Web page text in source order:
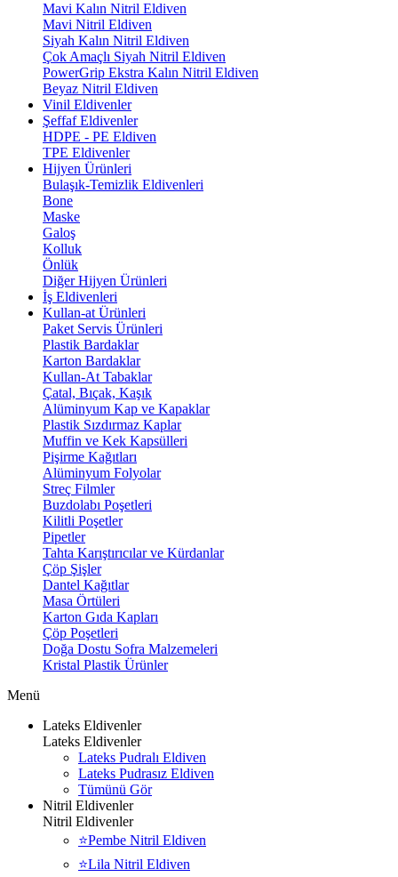
Mavi Kalın Nitril Eldiven
Mavi Nitril Eldiven
Siyah Kalın Nitril Eldiven
Çok Amaçlı Siyah Nitril Eldiven
PowerGrip Ekstra Kalın Nitril Eldiven
Beyaz Nitril Eldiven
Vinil Eldivenler
Şeffaf Eldivenler
HDPE - PE Eldiven
TPE Eldivenler
Hijyen Ürünleri
Bulaşık-Temizlik Eldivenleri
Bone
Maske
Galoş
Kolluk
Önlük
Diğer Hijyen Ürünleri
İş Eldivenleri
Kullan-at Ürünleri
Paket Servis Ürünleri
Plastik Bardaklar
Karton Bardaklar
Kullan-At Tabaklar
Çatal, Bıçak, Kaşık
Alüminyum Kap ve Kapaklar
Plastik Sızdırmaz Kaplar
Muffin ve Kek Kapsülleri
Pişirme Kağıtları
Alüminyum Folyolar
Streç Filmler
Buzdolabı Poşetleri
Kilitli Poşetler
Pipetler
Tahta Karıştırıcılar ve Kürdanlar
Çöp Şişler
Dantel Kağıtlar
Masa Örtüleri
Karton Gıda Kapları
Çöp Poşetleri
Doğa Dostu Sofra Malzemeleri
Kristal Plastik Ürünler
Menü
Lateks Eldivenler
Lateks Eldivenler
Lateks Pudralı Eldiven
Lateks Pudrasız Eldiven
Tümünü Gör
Nitril Eldivenler
Nitril Eldivenler
⭐Pembe Nitril Eldiven
⭐Lila Nitril Eldiven